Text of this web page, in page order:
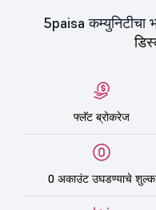
5paisa कम्युनिटीचा
फ्लॅट ब्रोकरेज
0 अकाउंट उघडण्याचे शुल्क